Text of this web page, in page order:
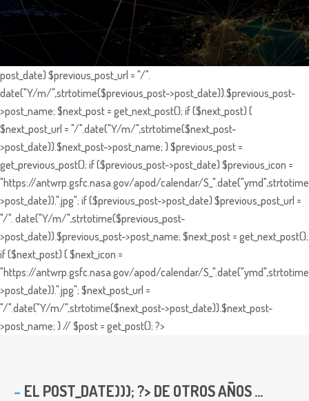
post_date) $previous_post_url = "/".
date("Y/m/",strtotime($previous_post->post_date)).$previous_post-
>post_name; $next_post = get_next_post(); if ($next_post) {
$next_post_url = "/".date("Y/m/",strtotime($next_post-
>post_date)).$next_post->post_name; } $previous_post =
get_previous_post(); if ($previous_post->post_date) $previous_icon =
"https://antwrp.gsfc.nasa.gov/apod/calendar/
>post_date)).".jpg"; if ($previous_post->post_date) $previous_post_url =
"/". date("Y/m/",strtotime($previous_post-
>post_date)).$previous_post->post_name; $next_post = get_next_post();
if ($next_post) { $next_icon =
"https://antwrp.gsfc.nasa.gov/apod/calendar/
>post_date)).".jpg"; $next_post_url =
"/".date("Y/m/",strtotime($next_post->post_date)).$next_post-
>post_name; } // $post = get_post(); ?>
EL POST_DATE))); ?> DE OTROS AÑOS ...